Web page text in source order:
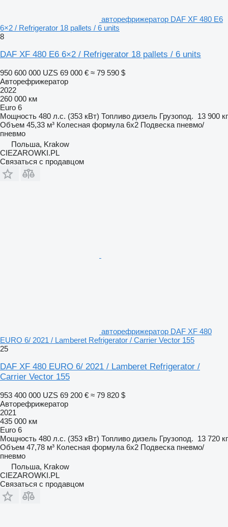
авторефрижератор DAF XF 480 E6
6×2 / Refrigerator 18 pallets / 6 units
8
DAF XF 480 E6 6×2 / Refrigerator 18 pallets / 6 units
950 600 000 UZS 69 000 € ≈ 79 590 $
Авторефрижератор
2022
260 000 км
Euro 6
Мощность 480 л.с. (353 кВт) Топливо дизель Грузопод. 13 900 кг
Объем 45,33 м³ Колесная формула 6x2 Подвеска пневмо/
пневмо
Польша, Krakow
CIEZAROWKI.PL
Связаться с продавцом
авторефрижератор DAF XF 480
EURO 6/ 2021 / Lamberet Refrigerator / Carrier Vector 155
25
DAF XF 480 EURO 6/ 2021 / Lamberet Refrigerator /
Carrier Vector 155
953 400 000 UZS 69 200 € ≈ 79 820 $
Авторефрижератор
2021
435 000 км
Euro 6
Мощность 480 л.с. (353 кВт) Топливо дизель Грузопод. 13 720 кг
Объем 47,78 м³ Колесная формула 6x2 Подвеска пневмо/
пневмо
Польша, Krakow
CIEZAROWKI.PL
Связаться с продавцом